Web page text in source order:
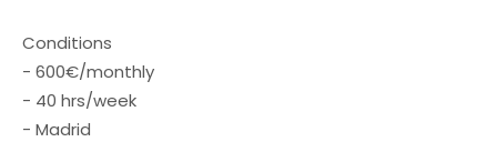
Conditions
- 600€/monthly
- 40 hrs/week
- Madrid